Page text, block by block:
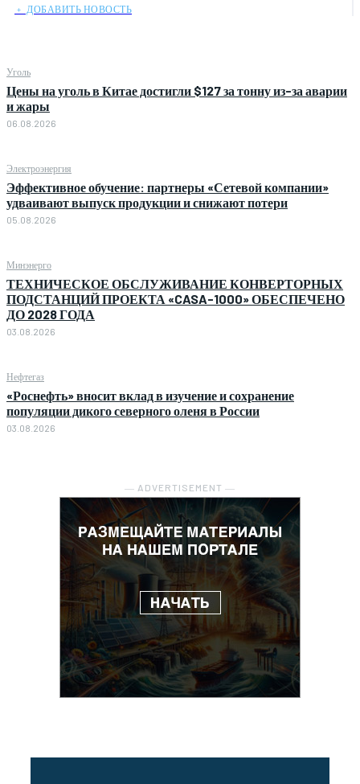
﹢ ДОБАВИТЬ НОВОСТЬ
Уголь
Цены на уголь в Китае достигли $127 за тонну из-за аварии
и жары
06.08.2026
Электроэнергия
Эффективное обучение: партнеры «Сетевой компании»
удваивают выпуск продукции и снижают потери
05.08.2026
Минэнерго
ТЕХНИЧЕСКОЕ ОБСЛУЖИВАНИЕ КОНВЕРТОРНЫХ
ПОДСТАНЦИЙ ПРОЕКТА «CASA-1000» ОБЕСПЕЧЕНО
ДО 2028 ГОДА
03.08.2026
Нефтегаз
«Роснефть» вносит вклад в изучение и сохранение
популяции дикого северного оленя в России
03.08.2026
― ADVERTISEMENT ―